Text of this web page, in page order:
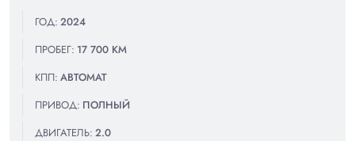
ГОД: 2024
ПРОБЕГ: 17 700 КМ
КПП: АВТОМАТ
ПРИВОД: ПОЛНЫЙ
ДВИГАТЕЛЬ: 2.0